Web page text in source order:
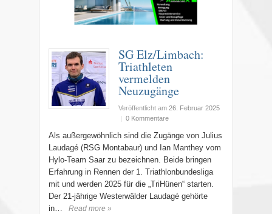
SG Elz/Limbach:
Triathleten
vermelden
Neuzugänge
Veröffentlicht am 26. Februar 2025
| 0 Kommentare
Als außergewöhnlich sind die Zugänge von Julius
Laudagé (RSG Montabaur) und Ian Manthey vom
Hylo-Team Saar zu bezeichnen. Beide bringen
Erfahrung in Rennen der 1. Triathlonbundesliga
mit und werden 2025 für die „TriHünen“ starten.
Der 21-jährige Westerwälder Laudagé gehörte
in…
Read more »